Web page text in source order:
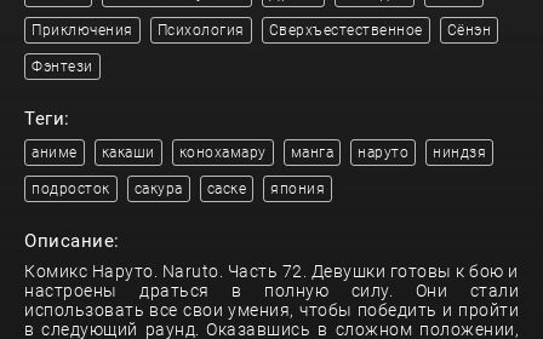
Приключения Психология Сверхъестественное Сёнэн
Фэнтези
Теги:
аниме какаши конохамару манга наруто ниндзя
подросток сакура саске япония
Описание:
Комикс Наруто. Naruto. Часть 72. Девушки готовы к бою и
настроены драться в полную силу. Они стали
использовать все свои умения, чтобы победить и пройти
в следующий раунд. Оказавшись в сложном положении,